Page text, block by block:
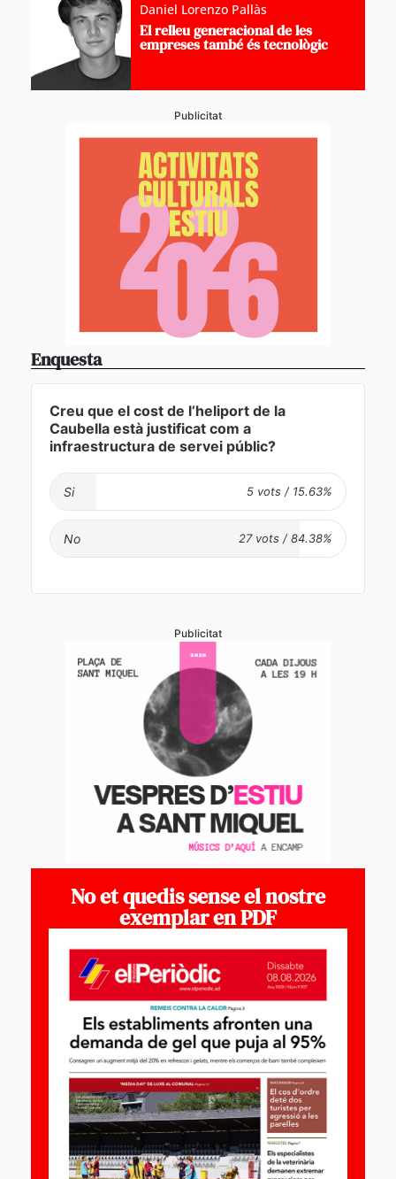
Daniel Lorenzo Pallàs
El relleu generacional de les
empreses també és tecnològic
Publicitat
Enquesta
Creu que el cost de l’heliport de la
Caubella està justificat com a
infraestructura de servei públic?
Si
No
Publicitat
No et quedis sense el nostre
exemplar en PDF